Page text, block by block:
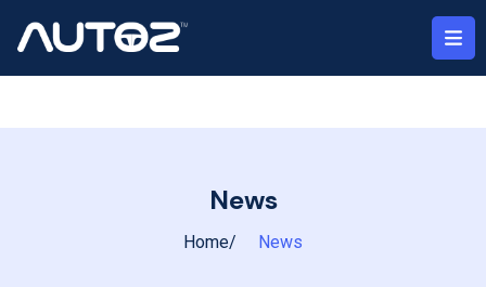
News
Home News